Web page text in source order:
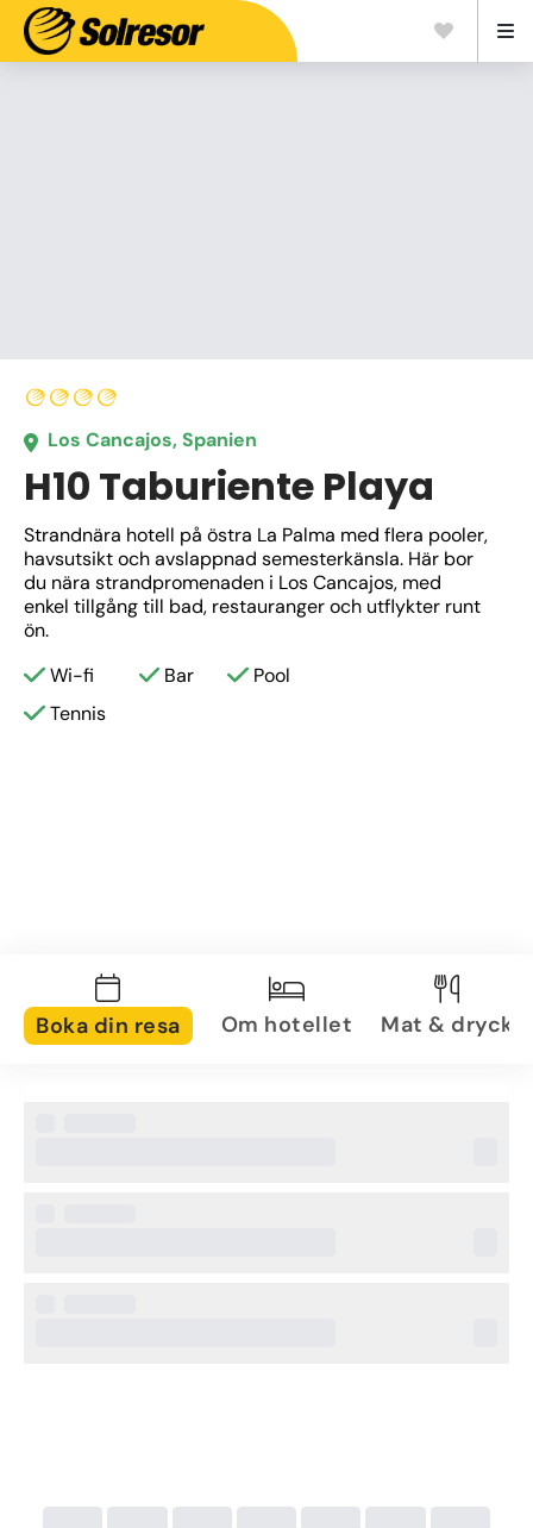
Los Cancajos, Spanien
H10 Taburiente Playa
Strandnära hotell på östra La Palma med flera pooler,
havsutsikt och avslappnad semesterkänsla. Här bor
du nära strandpromenaden i Los Cancajos, med
enkel tillgång till bad, restauranger och utflykter runt
ön.
Wi-fi
Bar
Pool
Tennis
Boka din resa Om hotellet Mat & dryck